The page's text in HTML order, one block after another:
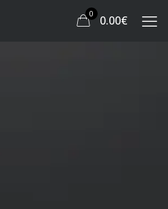
0 0.00€